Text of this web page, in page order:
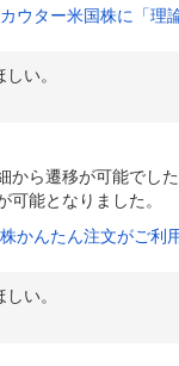
ウター米国株に「理
い。
から遷移が可能でし
能となりました。
かんたん注文がご利
い。